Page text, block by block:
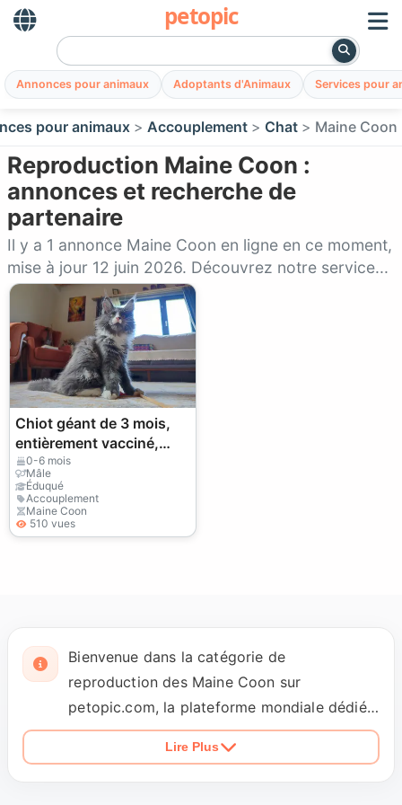
petopic
Annonces pour animaux Adoptants d'Animaux Services pour
pour animaux Accouplement Chat Maine Coon
Reproduction Maine Coon :
annonces et recherche de
partenaire
Il y a 1 annonce Maine Coon en ligne en ce moment,
mise à jour 12 juin 2026. Découvrez notre service...
Chiot géant de 3 mois,
entièrement vacciné,
avec passeport,
micropuce et pedigree.
0-6 mois
Mâle
Éduqué
Accouplement
Maine Coon
510 vues
Bienvenue dans la catégorie de
reproduction des Maine Coon sur
petopic.com, la plateforme mondiale dédiée
aux animaux de compagnie. Nos services de
reproduction sont entièrement
Lire Plus